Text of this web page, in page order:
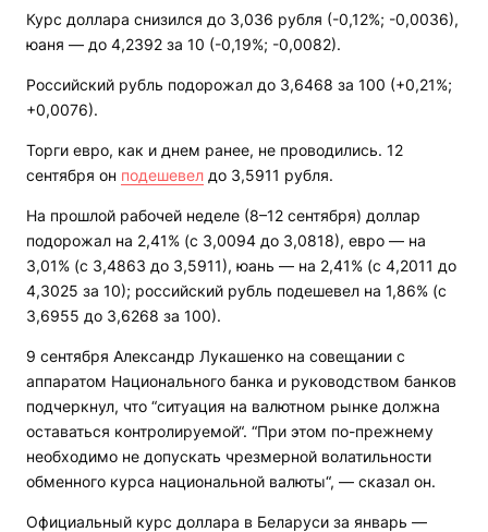
Курс доллара снизился до 3,036 рубля (-0,12%; -0,0036),
юаня — до 4,2392 за 10 (-0,19%; -0,0082).
Российский рубль подорожал до 3,6468 за 100 (+0,21%;
+0,0076).
Торги евро, как и днем ранее, не проводились. 12
сентября он подешевел до 3,5911 рубля.
На прошлой рабочей неделе (8–12 сентября) доллар
подорожал на 2,41% (с 3,0094 до 3,0818), евро — на
3,01% (с 3,4863 до 3,5911), юань — на 2,41% (с 4,2011 до
4,3025 за 10); российский рубль подешевел на 1,86% (с
3,6955 до 3,6268 за 100).
9 сентября Александр Лукашенко на совещании с
аппаратом Национального банка и руководством банков
подчеркнул, что “ситуация на валютном рынке должна
оставаться контролируемой“. “При этом по-прежнему
необходимо не допускать чрезмерной волатильности
обменного курса национальной валюты“, — сказал он.
Официальный курс доллара в Беларуси за январь —